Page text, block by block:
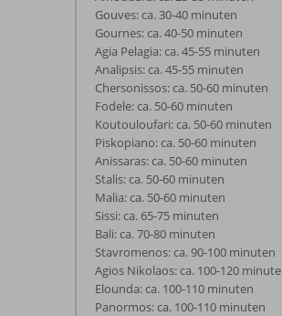
Gouves: ca. 30-40 minuten
Gournes: ca. 40-50 minuten
Agia Pelagia: ca. 45-55 minuten
Analipsis: ca. 45-55 minuten
Chersonissos: ca. 50-60 minuten
Fodele: ca. 50-60 minuten
Koutouloufari: ca. 50-60 minuten
Piskopiano: ca. 50-60 minuten
Anissaras: ca. 50-60 minuten
Stalis: ca. 50-60 minuten
Malia: ca. 50-60 minuten
Sissi: ca. 65-75 minuten
Bali: ca. 70-80 minuten
Stavromenos: ca. 90-100 minuten
Agios Nikolaos: ca. 100-120
Elounda: ca. 100-110 minuten
Panormos: ca. 100-110 minuten